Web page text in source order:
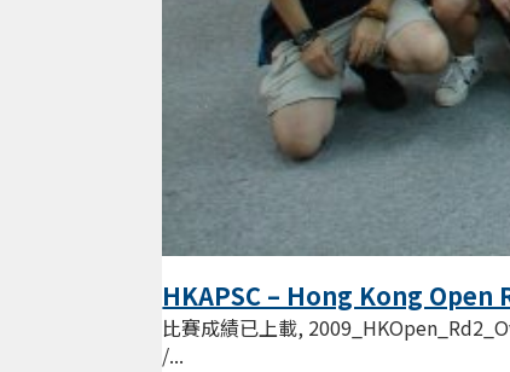
HKAPSC – Hong Kong Open
比賽成績已上載,
/...